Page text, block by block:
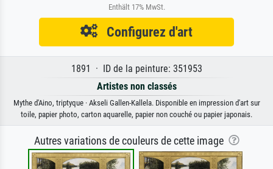
Enthält 17% MwSt.
Configurez d'art
1891 · ID de la peinture: 351953
Artistes non classés
Mythe d'Aino, triptyque · Akseli Gallen-Kallela. Disponible en impression d'art sur
toile, papier photo, carton aquarelle, papier non couché ou papier japonais.
Autres variations de couleurs de cette image